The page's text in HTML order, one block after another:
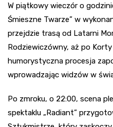
W piątkowy wieczór o
Śmieszne Twarze” w
przejdzie trasą od Latarni
Rodziewiczówny, aż po
humorystyczna procesja
wprowadzając widzów w
Po zmroku, o 22:00, scena
spektaklu „Radiant”